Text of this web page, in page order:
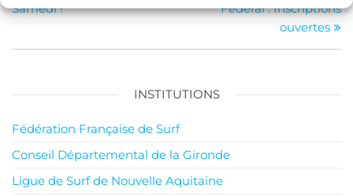
l’article
Samedi !
Fédéral : Inscriptions
ouvertes
INSTITUTIONS
Fédération Française de Surf
Conseil Départemental de la Gironde
Ligue de Surf de Nouvelle Aquitaine